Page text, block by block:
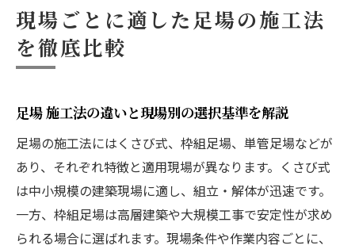
現場ごとに適した足場の施工法
を徹底比較
足場 施工法の違いと現場別の選択基準を解説
足場の施工法にはくさび式、枠組足場、単管足場などが
あり、それぞれ特徴と適用現場が異なります。くさび式
は中小規模の建築現場に適し、組立・解体が迅速です。
一方、枠組足場は高層建築や大規模工事で安定性が求め
られる場合に選ばれます。現場条件や作業内容ごとに、